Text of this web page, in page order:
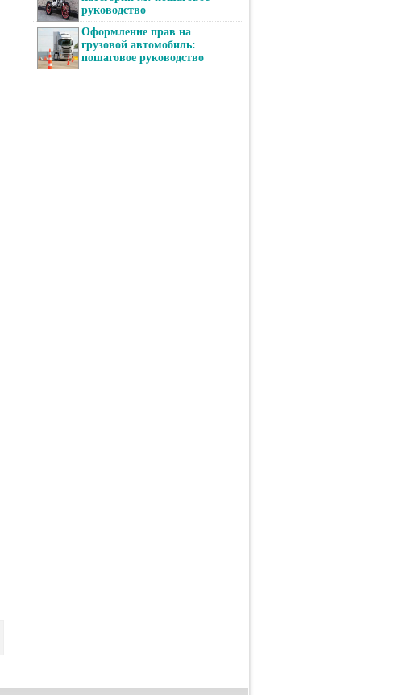
руководство
Оформление прав на
грузовой автомобиль:
пошаговое руководство